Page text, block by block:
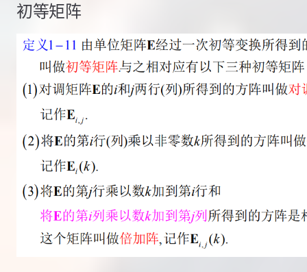
初等矩阵